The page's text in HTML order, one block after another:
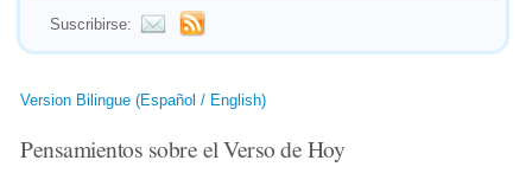
Suscribirse:
Version Bilingue (Español / English)
Pensamientos sobre el Verso de Hoy